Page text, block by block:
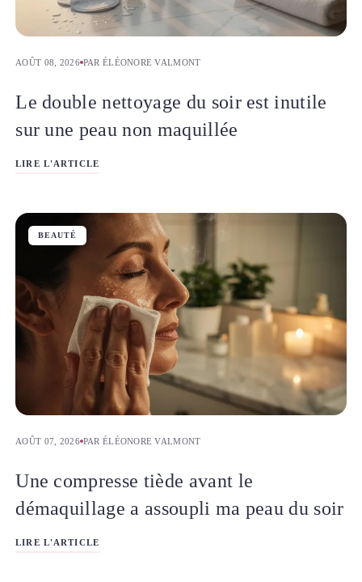
AOÛT 08, 2026 PAR ÉLÉONORE VALMONT
Le double nettoyage du soir est inutile
sur une peau non maquillée
LIRE L'ARTICLE
BEAUTÉ
AOÛT 07, 2026 PAR ÉLÉONORE VALMONT
Une compresse tiède avant le
démaquillage a assoupli ma peau du soir
LIRE L'ARTICLE